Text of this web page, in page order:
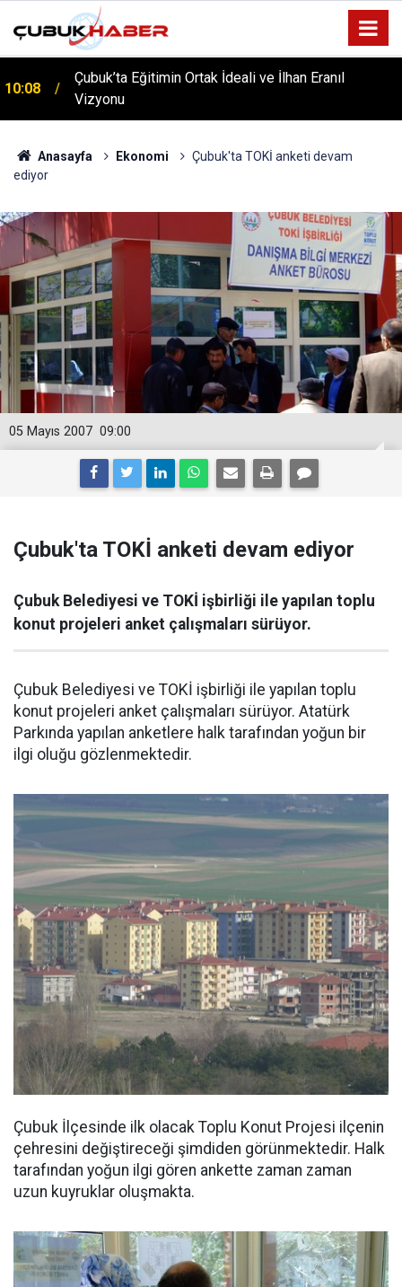
12:06
ÇUBUK’TA ‘YAZA MERHABA’ COŞKUSU: Kursiyerler
Gönüllerince Eğlendi!
Anasayfa Ekonomi
Çubuk'ta TOKİ anketi devam
ediyor
09:00
05 Mayıs 2007
Çubuk'ta TOKİ anketi devam ediyor
Çubuk Belediyesi ve TOKİ işbirliği ile yapılan toplu
konut projeleri anket çalışmaları sürüyor.
Çubuk Belediyesi ve TOKİ işbirliği ile yapılan toplu
konut projeleri anket çalışmaları sürüyor. Atatürk
Parkında yapılan anketlere halk tarafından yoğun bir
ilgi oluğu gözlenmektedir.
Çubuk İlçesinde ilk olacak Toplu Konut Projesi ilçenin
çehresini değiştireceği şimdiden görünmektedir. Halk
tarafından yoğun ilgi gören ankette zaman zaman
uzun kuyruklar oluşmakta.